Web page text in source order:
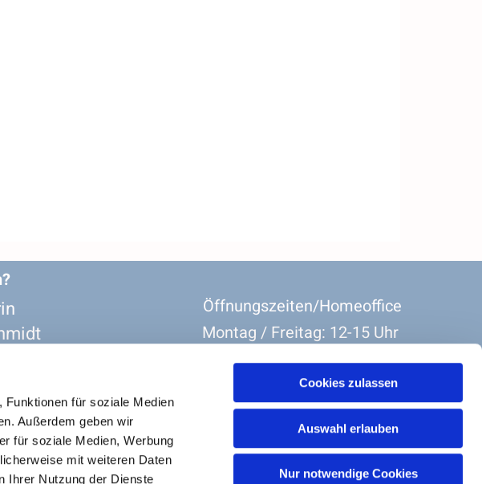
Funktionen für soziale Medien
Außerdem geben wir
für soziale Medien, Werbung
mit weiteren Daten
Ihrer Nutzung der Dienste
Cookies zulassen
Auswahl erlauben
Nur notwendige Cookies
ekvw.de
Öffnungszeiten/Homeoffice
Montag / Freitag: 12-15 Uhr
Dienstag-Donnerstag: 8:30 Uhr-11:30 Uhr
an Dritte Barrierefreiheit